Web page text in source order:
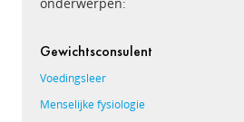
Gewichtsconsulent
Voedingsleer
Menselijke fysiologie